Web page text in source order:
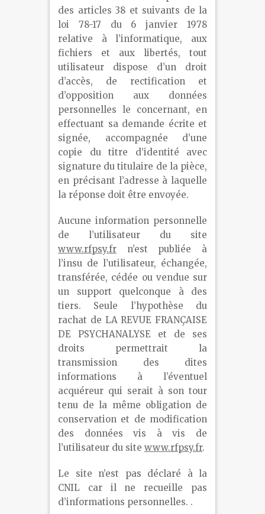
des articles 38 et suivants de la
loi 78-17 du 6 janvier 1978
relative à l’informatique, aux
fichiers et aux libertés, tout
utilisateur dispose d’un droit
d’accès, de rectification et
d’opposition aux données
personnelles le concernant, en
effectuant sa demande écrite et
signée, accompagnée d’une
copie du titre d’identité avec
signature du titulaire de la pièce,
en précisant l’adresse à laquelle
la réponse doit être envoyée.
Aucune information personnelle
de l’utilisateur du site
www.rfpsy.fr n’est publiée à
l’insu de l’utilisateur, échangée,
transférée, cédée ou vendue sur
un support quelconque à des
tiers. Seule l’hypothèse du
rachat de LA REVUE FRANÇAISE
DE PSYCHANALYSE et de ses
droits permettrait la
transmission des dites
informations à l’éventuel
acquéreur qui serait à son tour
tenu de la même obligation de
conservation et de modification
des données vis à vis de
l’utilisateur du site www.rfpsy.fr.
Le site n’est pas déclaré à la
CNIL car il ne recueille pas
d’informations personnelles. .